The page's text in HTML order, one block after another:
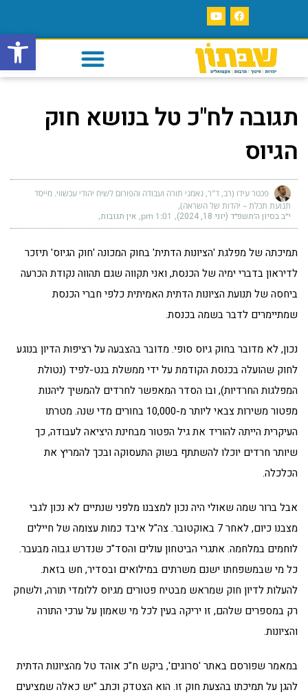
פתח
תגובה לח"כ טל בנושא חוק
הגיוס
פכטר עידו (רב, ד"ר, נאמני תורה ועבודה והפורום לשיח יהודי עכשווי. מייסד
תנועת תכלת – יהדות של השראה)
י״ב בסיון ה׳תשפ״ד (יוני 18, 2024) 1:01 pm אין תגובות
תמיכתה של מפלגת 'הציונות הדתית' בחוק המכונה 'חוק הגיוס' תיזכר
לדיראון בדברי ימיה של הכנסת, ואני תקווה שגם תהווה נקודת הכרעה
ביחסה של תנועת הציונות הדתית האמיתית כלפי חברי הכנסת
שמתיימרים לדבר בשמה בכנסת.
נכון, לא מדובר בחוק גיוס סופי. מדובר בהצבעה על רציפות הדיון בנוגע
לחוק שהועלה בכנסת הקודמת על ידי ממשלת בנט-לפיד (נטולת
המפלגות החרדיות), ובו הסדר המאפשר לחרדים להמשיך ליהנות
מפטור משירות צבאי ליותר מ-10,000 בחורים מדי שנה. מטרתו
העיקרית הייתה להוריד את גיל הפטור מבחינת היציאה לעבודה, כך
שיותר חרדים יוכלו להשתתף בשוק התעסוקה ובכך להמריץ את
הכלכלה.
אבל ברור שמה שאולי היה נכון למצבנו מלפני שנתיים לא נכון לגבי
מצבנו כיום, לאחר 7 באוקטובר. צה"ל איבד כמות עצומה של חיילים
לוחמים במלחמה. אתגרי הביטחון עולים והסד"כ שנדרש גבוה מבעבר.
כל מי שבמשפחתו ישנם משרתים במילואים ובסדיר, חש בזאת.
להעלות לדיון חוק שמראש מבטיח פטורים מגיוס ללומדי תורה, ולשחק
רק במספרים שלהם, זו יריקה בעין לכל מי שאמון על ערכי התורה
והציונות.
במאמר שפורסם באתר 'סרוגים', ביקש ח"כ אוהד טל מהציונות הדתית
להגן על תמיכתו בהצעת חוק זו. הוא הצטדק וכתב "יש כאלה שמציעים